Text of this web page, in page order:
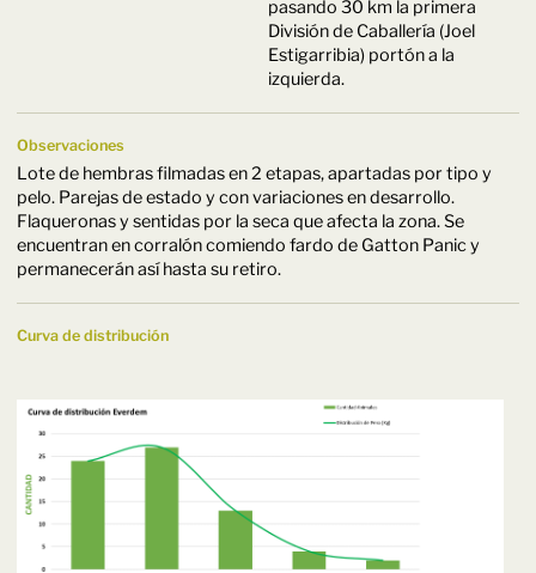
pasando 30 km la primera
División de Caballería (Joel
Estigarribia) portón a la
izquierda.
Observaciones
Lote de hembras filmadas en 2 etapas, apartadas por tipo y
pelo. Parejas de estado y con variaciones en desarrollo.
Flaqueronas y sentidas por la seca que afecta la zona. Se
encuentran en corralón comiendo fardo de Gatton Panic y
permanecerán así hasta su retiro.
Curva de distribución